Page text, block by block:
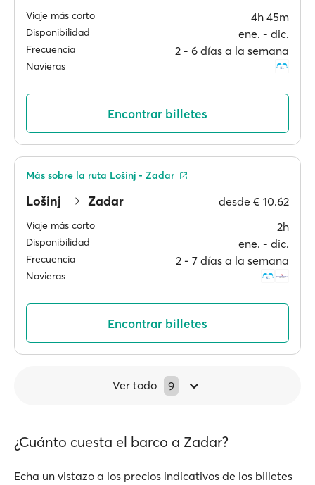
Viaje más corto 4h 45m
Disponibilidad ene. ‐ dic.
Frecuencia 2 ‐ 6 días a la semana
Navieras
Encontrar billetes
Lošinj Zadar desde € 10.62
Viaje más corto 2h
Disponibilidad ene. ‐ dic.
Frecuencia 2 ‐ 7 días a la semana
Navieras
Más sobre la ruta Lošinj - Zadar
Encontrar billetes
Ver todo 9
¿Cuánto cuesta el barco a Zadar?
Echa un vistazo a los precios indicativos de los billetes